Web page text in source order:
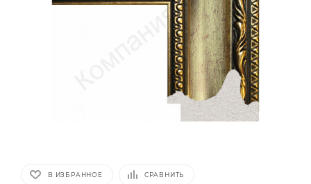
В ИЗБРАННОЕ СРАВНИТЬ